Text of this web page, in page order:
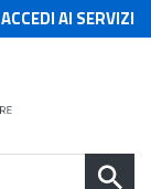
ACCEDI AI SERVIZI